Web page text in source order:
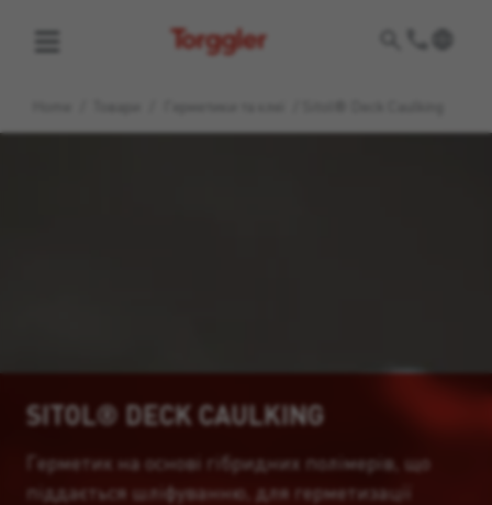
Torggler
SITOL® DECK CAULKING
Герметик на основі гібридних полімерів, що
піддається шліфуванню, для герметизації